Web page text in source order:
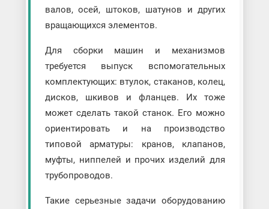
валов, осей, штоков, шатунов и других
вращающихся элементов.
Для сборки машин и механизмов
требуется выпуск вспомогательных
комплектующих: втулок, стаканов, колец,
дисков, шкивов и фланцев. Их тоже
может сделать такой станок. Его можно
ориентировать и на производство
типовой арматуры: кранов, клапанов,
муфты, ниппелей и прочих изделий для
трубопроводов.
Такие серьезные задачи оборудованию